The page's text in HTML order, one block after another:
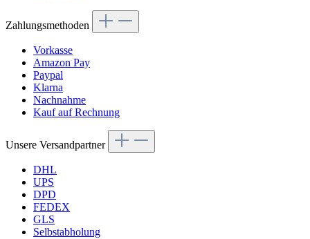
Zahlungsmethoden
Vorkasse
Amazon Pay
Paypal
Klarna
Nachnahme
Kauf auf Rechnung
Unsere Versandpartner
DHL
UPS
DPD
FEDEX
GLS
Selbstabholung